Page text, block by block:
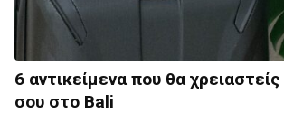
6 αντικείμενα που θα χρειαστείς
σου στο Bali